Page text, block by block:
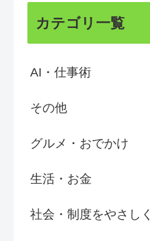
カテゴリ一覧
AI・仕事術
その他
グルメ・おでかけ
生活・お金
社会・制度をやさしく